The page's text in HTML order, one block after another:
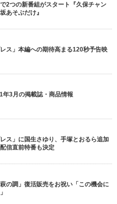
で2つの新番組がスタート『久保チャン
あそぶだけ』
ス」本編への期待高まる120秒予告映
年3月の掲載誌・商品情報
ス」に国生さゆり、手塚とおるら追加
信直前特番も決定
の調」復活販売をお祝い「この機会に